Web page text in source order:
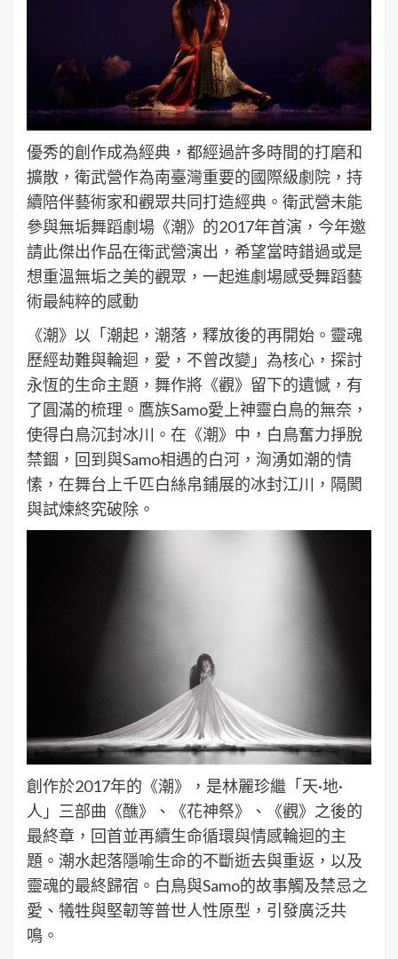
優秀的創作成為經典，都經過許多時間的打磨和
擴散，衛武營作為南臺灣重要的國際級劇院，持
續陪伴藝術家和觀眾共同打造經典。衛武營未能
參與無垢舞蹈劇場《潮》的2017年首演，今年邀
請此傑出作品在衛武營演出，希望當時錯過或是
想重溫無垢之美的觀眾，一起進劇場感受舞蹈藝
術最純粹的感動
《潮》以「潮起，潮落，釋放後的再開始。靈魂
歷經劫難與輪迴，愛，不曾改變」為核心，探討
永恆的生命主題，舞作將《觀》留下的遺憾，有
了圓滿的梳理。鷹族Samo愛上神靈白鳥的無奈，
使得白鳥沉封冰川。在《潮》中，白鳥奮力掙脫
禁錮，回到與Samo相遇的白河，洶湧如潮的情
愫，在舞台上千匹白絲帛鋪展的冰封江川，隔閡
與試煉終究破除。
創作於2017年的《潮》，是林麗珍繼「天·地·
人」三部曲《醮》、《花神祭》、《觀》之後的
最終章，回首並再續生命循環與情感輪迴的主
題。潮水起落隱喻生命的不斷逝去與重返，以及
靈魂的最終歸宿。白鳥與Samo的故事觸及禁忌之
愛、犧牲與堅韌等普世人性原型，引發廣泛共
鳴。